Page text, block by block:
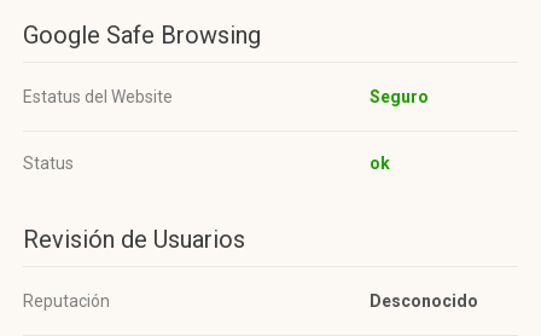
Google Safe Browsing
Estatus del Website Seguro
Status ok
Revisión de Usuarios
Reputación Desconocido